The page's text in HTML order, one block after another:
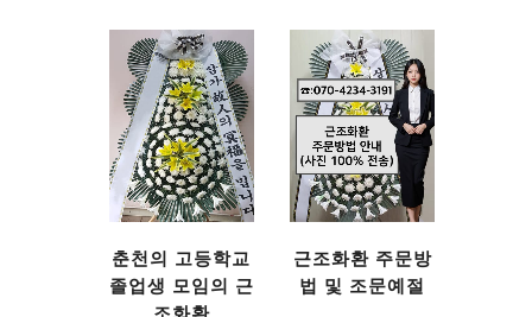
춘천의 고등학교
졸업생 모임의 근
근조화환 주문방
법 및 조문예절